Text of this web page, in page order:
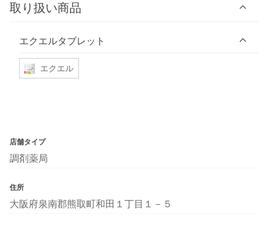
取り扱い商品
エクエルタブレット
エクエル
店舗タイプ
調剤薬局
住所
大阪府泉南郡熊取町和田１丁目１－５